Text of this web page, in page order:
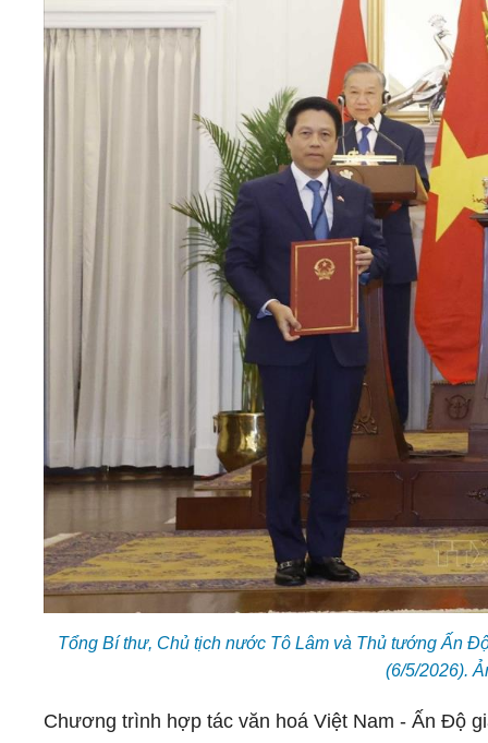
Tổng Bí thư, Chủ tịch nước Tô Lâm và Thủ tướng Ấn
(6/5/2026).
Chương trình hợp tác văn hoá Việt Nam - Ấn Độ